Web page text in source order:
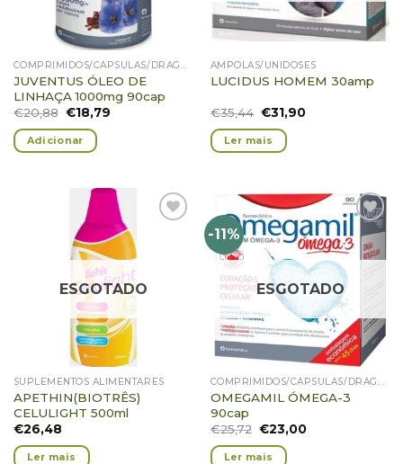
COMPRIMIDOS/CÁPSULAS/DRAGEIAS/PASTILHAS/GOMAS
JUVENTUS ÓLEO DE
LINHAÇA 1000mg 90cap
€20,88 €18,79
Adicionar
AMPOLAS/UNIDOSES
LUCIDUS HOMEM 30amp
€35,44 €31,90
Ler mais
Adicionar
Favoritos
ESGOTADO
SUPLEMENTOS ALIMENTARES
APETHIN(BIOTRÊS)
CELULIGHT 500ml
€26,48
Ler mais
-11%
Adicionar
Favoritos
ESGOTADO
COMPRIMIDOS/CÁPSULAS/DRAGEIAS/PASTILHAS/GOMAS
OMEGAMIL ÓMEGA-3
90cap
€25,72 €23,00
Ler mais